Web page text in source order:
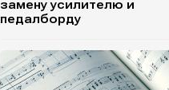
замену усилителю и
педалборду